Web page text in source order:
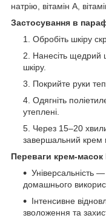
натрію, вітамін А,
Застосування в
Обробіть шкіру
Нанесіть щедрий
шкіру.
Покрийте руки
Одягніть
утеплені.
Через 15–20
завершальний крем
Переваги крем-
Універсальність
домашнього
Інтенсивне
зволоження та